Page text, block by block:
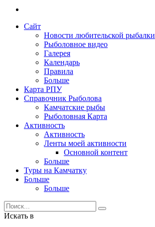
Сайт
Новости любительской рыбалки
Рыболовное видео
Галерея
Календарь
Правила
Больше
Карта РПУ
Справочник Рыболова
Камчатские рыбы
Рыболовная Карта
Активность
Активность
Ленты моей активности
Основной контент
Больше
Туры на Камчатку
Больше
Больше
Искать в